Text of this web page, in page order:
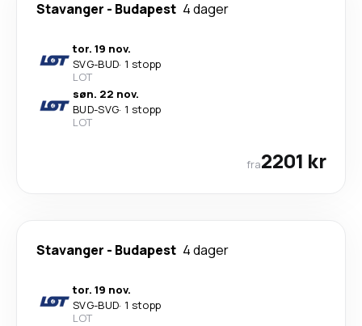
Stavanger - Budapest 4 dager
tor. 19 nov.
SVG-BUD· 1 stopp
LOT
søn. 22 nov.
BUD-SVG· 1 stopp
LOT
fra2201 kr
Stavanger - Budapest 4 dager
tor. 19 nov.
SVG-BUD· 1 stopp
LOT